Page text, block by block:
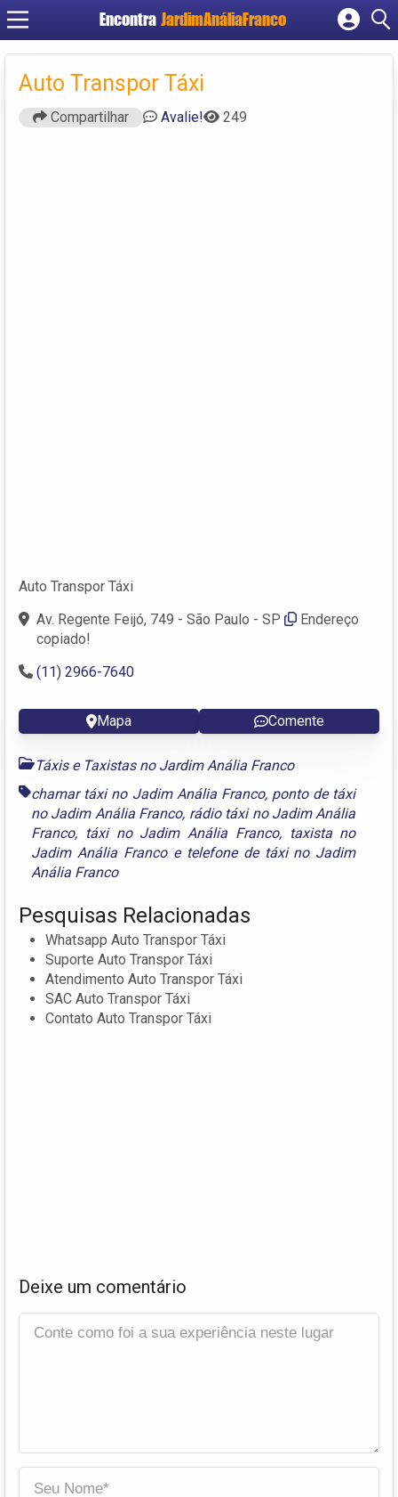
Encontra JardimAnáliaFranco
Cadastrar empresa
Criar conta
Auto Transpor Táxi
Compartilhar Avalie! 249
Auto Transpor Táxi
Av. Regente Feijó, 749 - São Paulo - SP
Endereço
copiado!
(11) 2966-7640
Mapa Comente
Táxis e Taxistas no Jardim Anália Franco
chamar táxi no Jadim Anália Franco, ponto de táxi
no Jadim Anália Franco, rádio táxi no Jadim Anália
Franco, táxi no Jadim Anália Franco, taxista no
Jadim Anália Francoe telefone de táxi no Jadim
Anália Franco
Pesquisas Relacionadas
Whatsapp Auto Transpor Táxi
Suporte Auto Transpor Táxi
Atendimento Auto Transpor Táxi
SAC Auto Transpor Táxi
Contato Auto Transpor Táxi
Deixe um comentário